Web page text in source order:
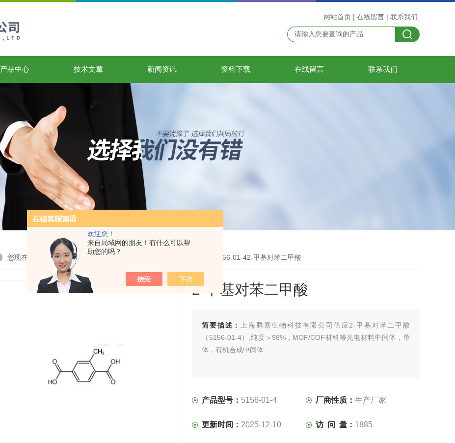
欢迎您！
来自局域网的朋友！有什么可以帮
助您的吗？
网站首页 | 在线留言 | 联系我们
产品中心 技术文章 新闻资讯 资料下载 在线留言 联系我们
您现在的位置：首页> 产品展示 > MOF有机单体 > 5156-01-42-甲基对苯二甲酸
2-甲基对苯二甲酸
简要描述：
上海腾骞生物科技有限公司供应2-甲基对苯二甲酸
（5156-01-4）,纯度＞98%，MOF/COF材料等光电材料中间体，单
体，有机合成中间体
产品型号： 5156-01-4 厂商性质：生产厂家
更新时间： 2025-12-10 访 问 量： 1885